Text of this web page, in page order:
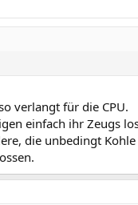
verlangt für die CPU.
einfach ihr Zeugs
die unbedingt